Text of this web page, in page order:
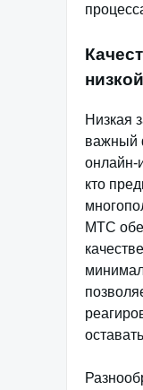
Низкая
важный
онлайн-
кто
МТС